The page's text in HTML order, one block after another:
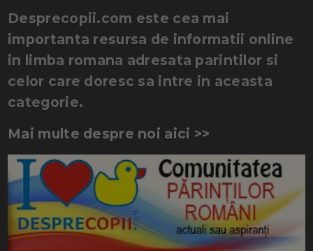
Desprecopii.com este cea mai
importanta resursa de informatii online
in limba romana adresata parintilor si
celor care doresc sa intre in aceasta
categorie.
Mai multe despre noi aici >>